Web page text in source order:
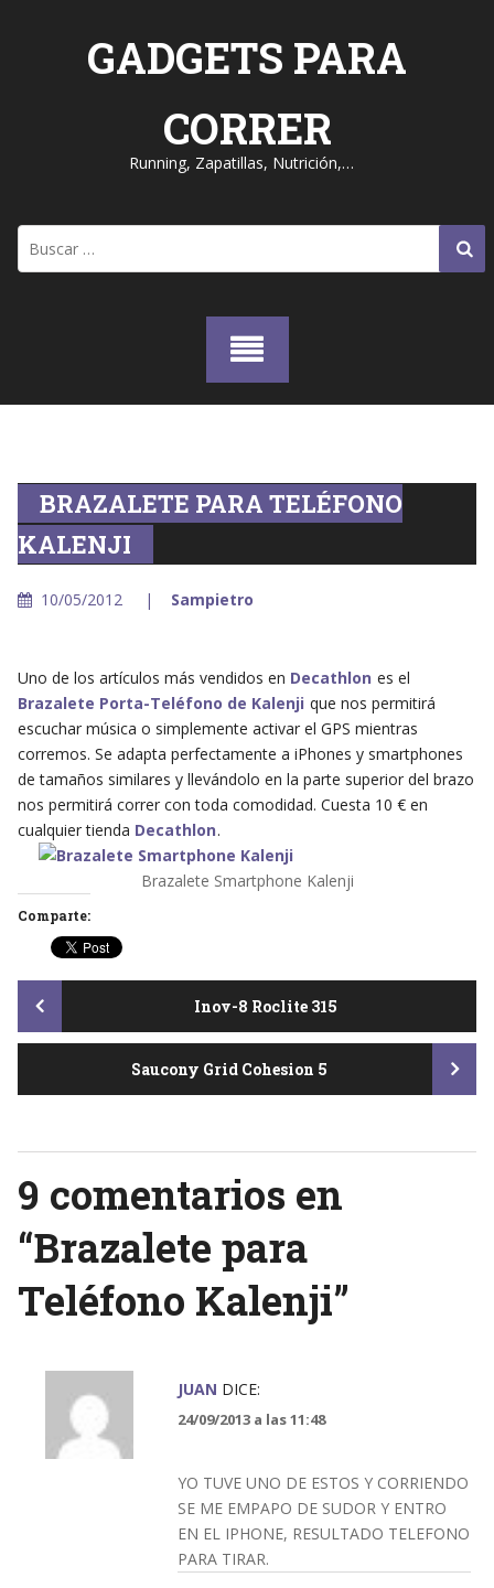
GADGETS PARA
CORRER
Running, Zapatillas, Nutrición,…
BRAZALETE PARA TELÉFONO
KALENJI
10/05/2012 Sampietro
Uno de los artículos más vendidos en Decathlon es el
Brazalete Porta-Teléfono de Kalenji que nos permitirá
escuchar música o simplemente activar el GPS mientras
corremos. Se adapta perfectamente a iPhones y smartphones
de tamaños similares y llevándolo en la parte superior del brazo
nos permitirá correr con toda comodidad. Cuesta 10 € en
cualquier tienda Decathlon.
Brazalete Smartphone Kalenji
Comparte:
Post
navigation
Inov-8 Roclite 315
Saucony Grid Cohesion 5
9 comentarios en
“Brazalete para
Teléfono Kalenji”
JUAN DICE:
24/09/2013 a las 11:48
YO TUVE UNO DE ESTOS Y CORRIENDO
SE ME EMPAPO DE SUDOR Y ENTRO
EN EL IPHONE, RESULTADO TELEFONO
PARA TIRAR.